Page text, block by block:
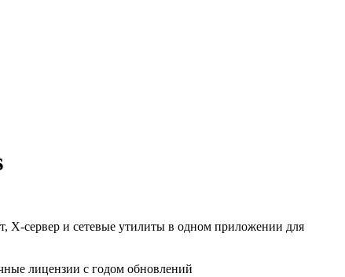
X-сервер и сетевые утилиты в одном приложении для
лицензии с годом обновлений